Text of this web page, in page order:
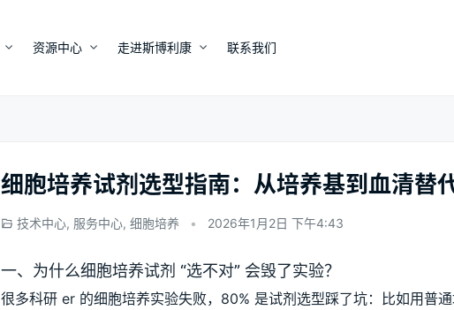
资源中心 走进斯博利康 联系我们
细胞培养试剂选型指南：从培养基到血清替
技术中心, 服务中心, 细胞培养 • 2026年1月2日 下午4:43
一、为什么细胞培养试剂 “选不对” 会毁了实验？
很多科研 er 的细胞培养实验失败，80% 是试剂选型踩了坑：比如用普